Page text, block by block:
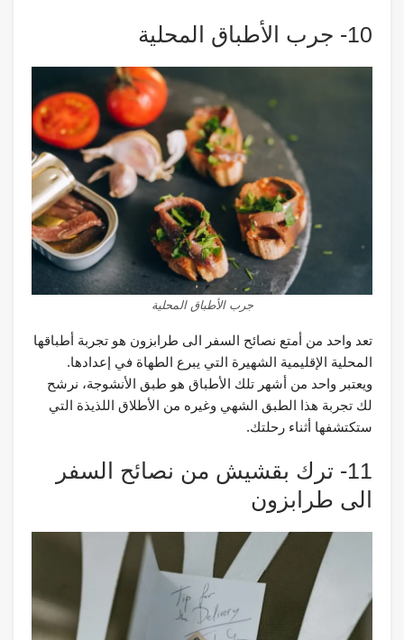
10- جرب الأطباق المحلية
جرب الأطباق المحلية
تعد واحد من أمتع نصائح السفر الى طرابزون هو تجربة أطباقها
المحلية الإقليمية الشهيرة التي يبرع الطهاة في إعدادها.
ويعتبر واحد من أشهر تلك الأطباق هو طبق الأنشوجة، نرشح
لك تجربة هذا الطبق الشهي وغيره من الأطلاق اللذيذة التي
ستكتشفها أثناء رحلتك.
11- ترك بقشيش من نصائح السفر
الى طرابزون